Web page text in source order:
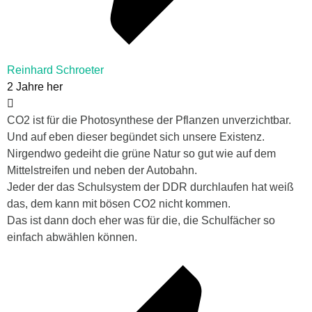
Reinhard Schroeter
2 Jahre her
CO2 ist für die Photosynthese der Pflanzen unverzichtbar.
Und auf eben dieser begündet sich unsere Existenz.
Nirgendwo gedeiht die grüne Natur so gut wie auf dem
Mittelstreifen und neben der Autobahn.
Jeder der das Schulsystem der DDR durchlaufen hat weiß
das, dem kann mit bösen CO2 nicht kommen.
Das ist dann doch eher was für die, die Schulfächer so
einfach abwählen können.